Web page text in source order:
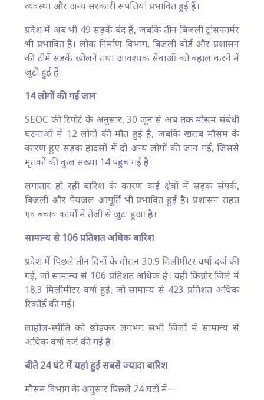
व्यवस्था और अन्य सरकारी संपत्तियां प्रभावित हुई हैं।
प्रदेश में अब भी 49 सड़कें बंद हैं, जबकि तीन बिजली ट्रांसफार्मर
भी प्रभावित हैं। लोक निर्माण विभाग, बिजली बोर्ड और प्रशासन
की टीमें सड़कें खोलने तथा आवश्यक सेवाओं को बहाल करने में
जुटी हुई हैं।
14 लोगों की गई जान
SEOC की रिपोर्ट के अनुसार, 30 जून से अब तक मौसम संबंधी
घटनाओं में 12 लोगों की मौत हुई है, जबकि खराब मौसम के
कारण हुए सड़क हादसों में दो अन्य लोगों की जान गई, जिससे
मृतकों की कुल संख्या 14 पहुंच गई है।
लगातार हो रही बारिश के कारण कई क्षेत्रों में सड़क संपर्क,
बिजली और पेयजल आपूर्ति भी प्रभावित हुई है। प्रशासन राहत
एवं बचाव कार्यों में तेजी से जुटा हुआ है।
सामान्य से 106 प्रतिशत अधिक बारिश
प्रदेश में पिछले तीन दिनों के दौरान 30.9 मिलीमीटर वर्षा दर्ज की
गई, जो सामान्य से 106 प्रतिशत अधिक है। वहीं किन्नौर जिले में
18.3 मिलीमीटर वर्षा हुई, जो सामान्य से 423 प्रतिशत अधिक
रिकॉर्ड की गई।
लाहौल-स्पीति को छोड़कर लगभग सभी जिलों में सामान्य से
अधिक वर्षा दर्ज की गई है।
बीते 24 घंटे में यहां हुई सबसे ज्यादा बारिश
मौसम विभाग के अनुसार पिछले 24 घंटों में—